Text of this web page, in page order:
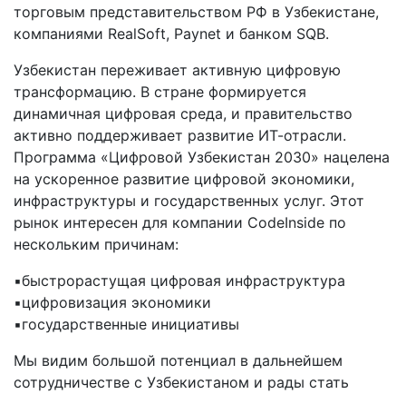
торговым представительством РФ в Узбекистане,
компаниями RealSoft, Paynet и банком SQB.
Узбекистан переживает активную цифровую
трансформацию. В стране формируется
динамичная цифровая среда, и правительство
активно поддерживает развитие ИТ-отрасли.
Программа «Цифровой Узбекистан 2030» нацелена
на ускоренное развитие цифровой экономики,
инфраструктуры и государственных услуг. Этот
рынок интересен для компании CodeInside по
нескольким причинам:
▪️быстрорастущая цифровая инфраструктура
▪️цифровизация экономики
▪️государственные инициативы
Мы видим большой потенциал в дальнейшем
сотрудничестве с Узбекистаном и рады стать